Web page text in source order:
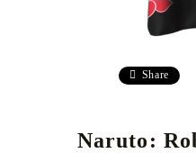
Share
Naruto: